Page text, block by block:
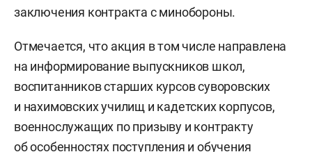
заключения контракта с минобороны.
Отмечается, что акция в том числе направлена
на информирование выпускников школ,
воспитанников старших курсов суворовских
и нахимовских училищ и кадетских корпусов,
военнослужащих по призыву и контракту
об особенностях поступления и обучения